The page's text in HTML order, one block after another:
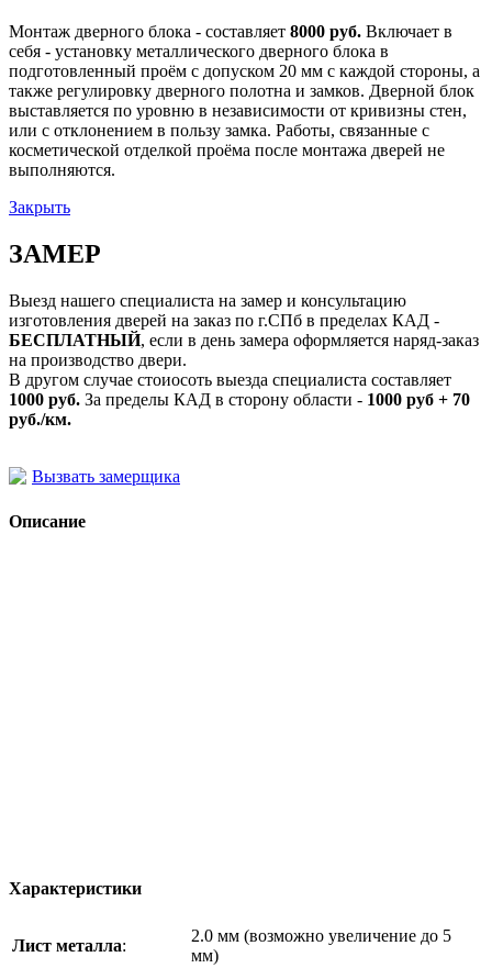
Монтаж дверного блока - составляет 8000 руб. Включает в
себя - установку металлического дверного блока в
подготовленный проём с допуском 20 мм с каждой стороны, а
также регулировку дверного полотна и замков. Дверной блок
выставляется по уровню в независимости от кривизны стен,
или с отклонением в пользу замка. Работы, связанные с
косметической отделкой проёма после монтажа дверей не
выполняются.
Закрыть
ЗАМЕР
Выезд нашего специалиста на замер и консультацию
изготовления дверей на заказ по г.СПб в пределах КАД -
БЕСПЛАТНЫЙ, если в день замера оформляется наряд-заказ
на производство двери.
В другом случае стоиосоть выезда специалиста составляет
1000 руб. За пределы КАД в сторону области - 1000 руб + 70
руб./км.
Вызвать замерщика
Описание
Характеристики
Лист металла:
2.0 мм (возможно увеличение до 5
мм)